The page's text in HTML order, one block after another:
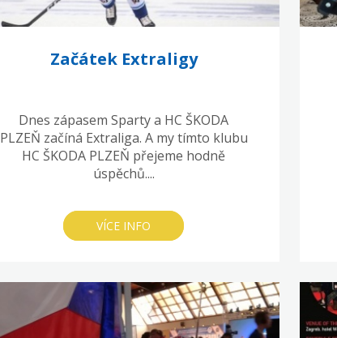
Začátek Extraligy
Dnes zápasem Sparty a HC ŠKODA
PLZEŇ začíná Extraliga. A my tímto klubu
HC ŠKODA PLZEŇ přejeme hodně
úspěchů....
VÍCE INFO